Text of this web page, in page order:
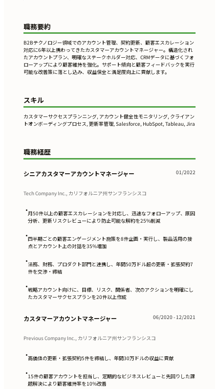
職務要約
B2Bテクノロジー領域でのアカウント管理、契約更新、顧客エスカレーション
対応に6年以上携わってきたカスタマーアカウントマネージャー。構造化され
たアカウントプラン、明確なステークホルダー対応、CRMデータに基づくフォ
ローアップにより顧客維持を強化。サポート傾向と顧客フィードバックを実行
可能な改善策に落とし込み、収益保全と満足度向上に貢献します。
スキル
カスタマーサクセスプランニング, アカウント健全性モニタリング, クライアン
トオンボーディングプロセス, 更新率管理, Salesforce, HubSpot, Tableau, Jira
職務経歴
シニアカスタマーアカウントマネージャー 01/2022
Tech Company Inc., カリフォルニア州サンフランシスコ
•月50件以上の顧客エスカレーションを対応し、迅速なフォローアップ、原因
分析、更新リスクレビューにより防止可能な解約を25%削減
•四半期ごとの顧客エンゲージメント施策を8件企画・実行し、製品活用の接
点とアカウント上の対話を35%増加
•法務、財務、プロダクト部門と連携し、年間50万ドル超の更新・拡張契約7
件を交渉・締結
•戦略アカウント向けに、目標、リスク、関係者、次のアクションを明確にし
たカスタマーサクセスプランを20件以上作成
カスタマーアカウントマネージャー 06/2020 - 12/2021
Previous Company Inc., カリフォルニア州サンフランシスコ
•高価値の更新・拡張契約5件を締結し、年間30万ドルの収益に貢献
•15件の顧客アカウントを担当し、定期的なビジネスレビューと先回りした課
題解決により顧客維持率を10%改善